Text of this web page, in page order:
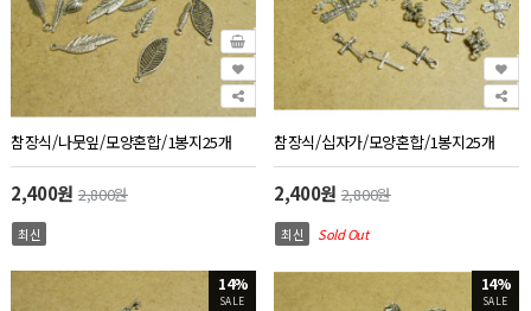
참장식/나뭇잎/모양혼합/1봉지25개
2,400원 2,800원
최신
참장식/십자가/모양혼합/1봉지25개
2,400원2,800원
최신 Sold Out
14%
SALE
14%
SALE